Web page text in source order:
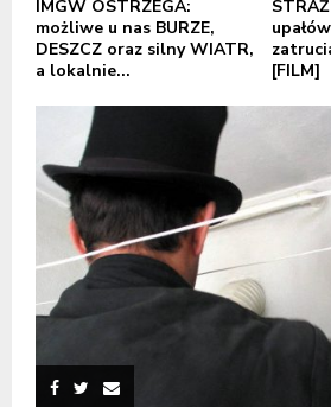
IMGW OSTRZEGA:
możliwe u nas BURZE,
DESZCZ oraz silny WIATR,
a lokalnie...
[FILM]